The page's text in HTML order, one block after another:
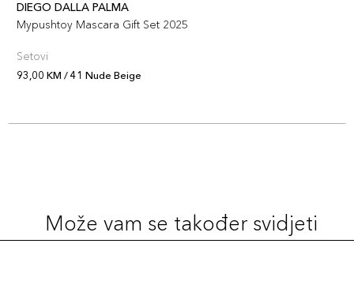
148 Granata
Šifra artikla
DIEGO DALLA PALMA
Mypushtoy Mascara Gift Set 2025
Setovi
93,00 KM / 41 Nude Beige
Može vam se također svidjeti